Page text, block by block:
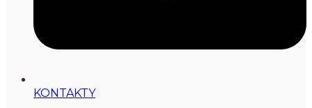
KONTAKTY